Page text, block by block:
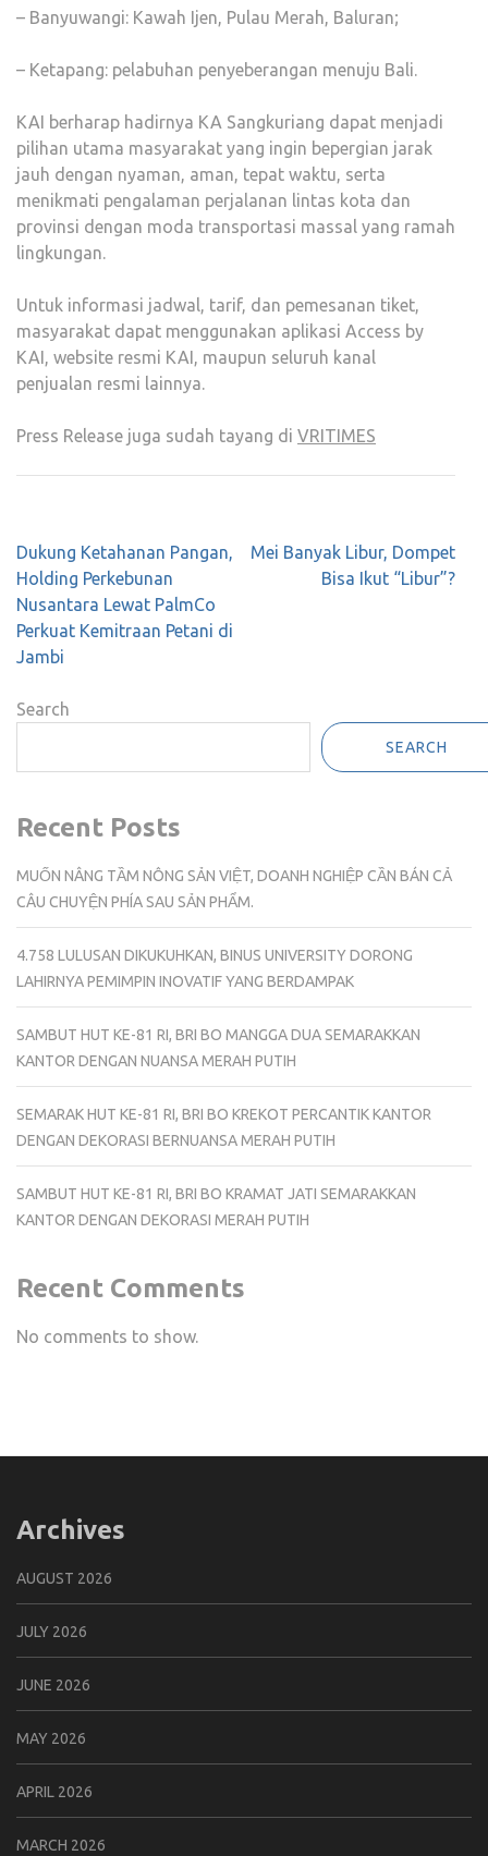
– Banyuwangi: Kawah Ijen, Pulau Merah, Baluran;
– Ketapang: pelabuhan penyeberangan menuju Bali.
KAI berharap hadirnya KA Sangkuriang dapat menjadi
pilihan utama masyarakat yang ingin bepergian jarak
jauh dengan nyaman, aman, tepat waktu, serta
menikmati pengalaman perjalanan lintas kota dan
provinsi dengan moda transportasi massal yang ramah
lingkungan.
Untuk informasi jadwal, tarif, dan pemesanan tiket,
masyarakat dapat menggunakan aplikasi Access by
KAI, website resmi KAI, maupun seluruh kanal
penjualan resmi lainnya.
Press Release juga sudah tayang di VRITIMES
Post
navigation
Dukung Ketahanan Pangan,
Holding Perkebunan
Nusantara Lewat PalmCo
Perkuat Kemitraan Petani di
Jambi
Mei Banyak Libur, Dompet
Bisa Ikut “Libur”?
Search
SEARCH
Recent Posts
MUỐN NÂNG TẦM NÔNG SẢN VIỆT, DOANH NGHIỆP CẦN BÁN CẢ
CÂU CHUYỆN PHÍA SAU SẢN PHẨM.
4.758 LULUSAN DIKUKUHKAN, BINUS UNIVERSITY DORONG
LAHIRNYA PEMIMPIN INOVATIF YANG BERDAMPAK
SAMBUT HUT KE-81 RI, BRI BO MANGGA DUA SEMARAKKAN
KANTOR DENGAN NUANSA MERAH PUTIH
SEMARAK HUT KE-81 RI, BRI BO KREKOT PERCANTIK KANTOR
DENGAN DEKORASI BERNUANSA MERAH PUTIH
SAMBUT HUT KE-81 RI, BRI BO KRAMAT JATI SEMARAKKAN
KANTOR DENGAN DEKORASI MERAH PUTIH
Recent Comments
No comments to show.
Archives
AUGUST 2026
JULY 2026
JUNE 2026
MAY 2026
APRIL 2026
MARCH 2026